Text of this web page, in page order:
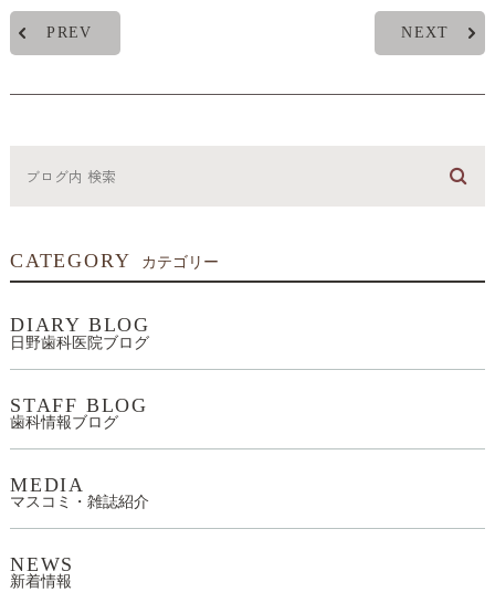
PREV NEXT
CATEGORY カテゴリー
DIARY BLOG
日野歯科医院ブログ
STAFF BLOG
歯科情報ブログ
MEDIA
マスコミ・雑誌紹介
NEWS
新着情報